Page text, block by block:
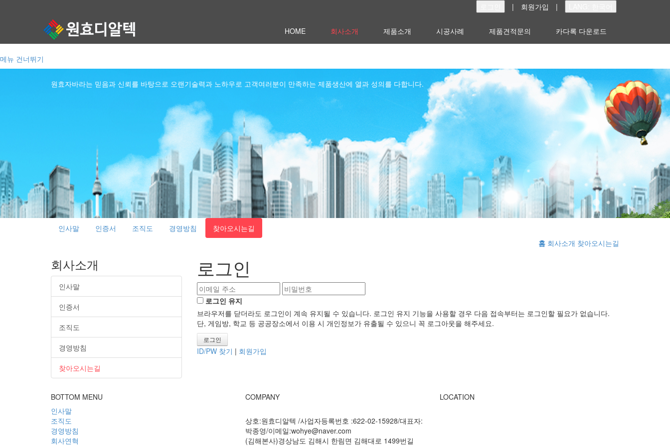
| 회원가입 |
HOME 회사소개 제품소개 시공사례 제품견적문의 카다록 다운로드
메뉴 건너뛰기
원효자바라는 믿음과 신뢰를 바탕으로 오랜기술력과 노하우로 고객여러분이 만족하는 제품생산에 열과 성의를 다합니다.
인사말 인증서 조직도 경영방침
찾아오시는길
홈 회사소개 찾아오시는길
회사소개
인사말
인증서
조직도
경영방침
찾아오시는길
로그인
로그인 유지
브라우저를 닫더라도 로그인이 계속 유지될 수 있습니다. 로그인 유지 기능을 사용할 경우 다음 접속부터는 로그인할 필요가 없습니다.
단, 게임방, 학교 등 공공장소에서 이용 시 개인정보가 유출될 수 있으니 꼭 로그아웃을 해주세요.
ID/PW 찾기 | 회원가입
BOTTOM MENU
인사말
조직도
경영방침
회사연혁
COMPANY
상호:원효디알텍 /사업자등록번호 :622-02-15928/대표자:
박종영/이메일:wohye@naver.com
(김해본사)경상남도 김해시 한림면 김해대로 1499번길
LOCATION